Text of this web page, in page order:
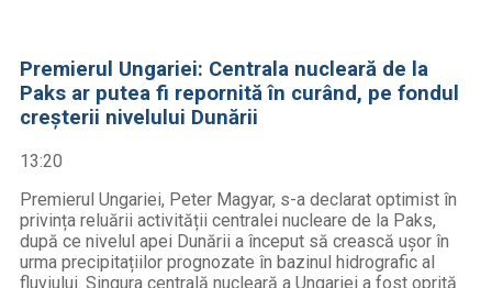
Premierul Ungariei: Centrala nucleară de la
Paks ar putea fi repornită în curând, pe fondul
creșterii nivelului Dunării
13:20
Premierul Ungariei, Peter Magyar, s-a declarat optimist în
privința reluării activității centralei nucleare de la Paks,
după ce nivelul apei Dunării a început să crească ușor în
urma precipitațiilor prognozate în bazinul hidrografic al
fluviului. Singura centrală nucleară a Ungariei a fost oprită